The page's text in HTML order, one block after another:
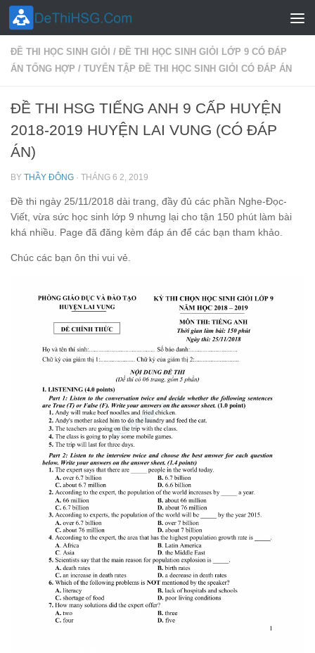
Skip to content
ĐỀ THI HỌC SINH GIỎI / ĐỀ THI HỌC SINH GIỎI LỚP 9 CÓ ĐÁP
ÁN TỔNG HỢP / TUYỂN TẬP ĐỀ THI HỌC SINH GIỎI CÓ ĐÁP ÁN
ĐỀ THI HSG TIẾNG ANH 9 CẤP HUYỆN
2018-2019 HUYỆN LAI VUNG (CÓ ĐÁP
ÁN)
BY THẦY ĐÔNG · THÁNG 6 2, 2019
Đề thi ngày 25/11/2018 dài trang, đầy đủ các phần Nghe-Đọc-
Viết, vừa sức học sinh lớp 9 nhưng lại cho tận 150 phút làm bài
khá nhiều. Page đã đăng kèm đáp án để các bạn tham khảo.
Chúc các bạn ôn thi vui vẻ.